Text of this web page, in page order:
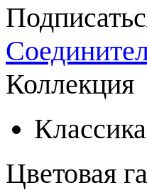
Коллекция
Классика
Цветовая